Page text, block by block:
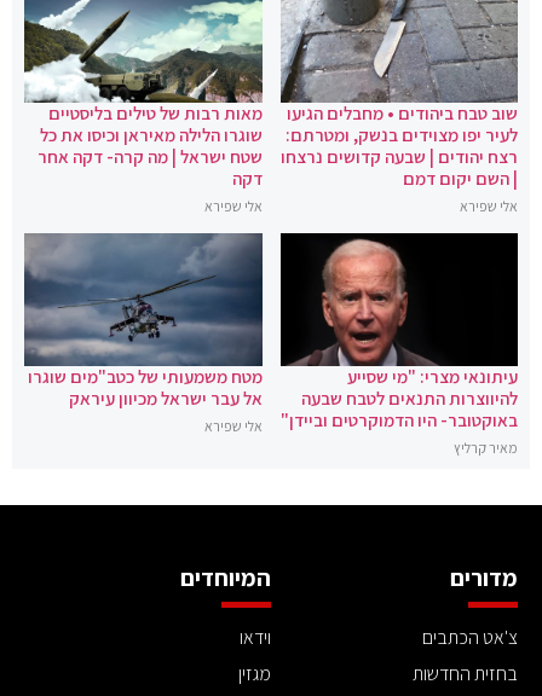
שוב טבח ביהודים • מחבלים הגיעו
לעיר יפו מצוידים בנשק, ומטרתם:
רצח יהודים | שבעה קדושים נרצחו
| השם יקום דמם
אלי שפירא
מאות רבות של טילים בליסטיים
שוגרו הלילה מאיראן וכיסו את כל
שטח ישראל | מה קרה- דקה אחר
דקה
אלי שפירא
עיתונאי מצרי: "מי שסייע
להיווצרות התנאים לטבח שבעה
באוקטובר- היו הדמוקרטים וביידן"
מאיר קרליץ
מטח משמעותי של כטב"מים שוגרו
אל עבר ישראל מכיוון עיראק
אלי שפירא
מדורים
צ'אט הכתבים
בחזית החדשות
המיוחדים
וידאו
מגזין